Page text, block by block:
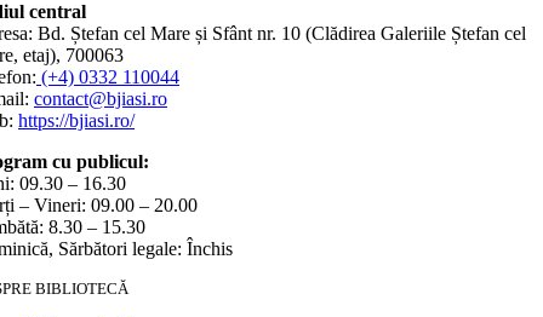
central
Bd. Ștefan cel Mare și Sfânt nr. 10 (Clădirea Galeriile Ștefan cel
etaj), 700063
(+4) 0332 110044
contact@bjiasi.ro
https://bjiasi.ro/
cu publicul:
09.30 – 16.30
– Vineri: 09.00 – 20.00
8.30 – 15.30
Sărbători legale: Închis
BIBLIOTECĂ